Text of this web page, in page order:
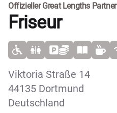
Offizieller Great Lengths Partner
Friseur
Viktoria Straße 14
44135 Dortmund
Deutschland